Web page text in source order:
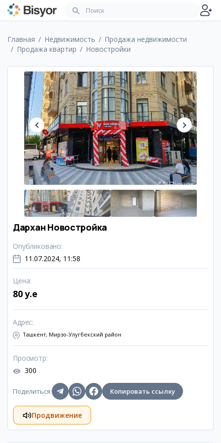
Главная Недвижимость
Продажа недвижимости
Продажа квартир
Новостройки
Дархан Новостройка
Опубликовано:
11.07.2024, 11:58
Цена:
80 y.e
Адрес:
Ташкент, Мирзо-Улугбекский район
Просмотр:
300
Поделиться: Копировать ссылку
Продвижение